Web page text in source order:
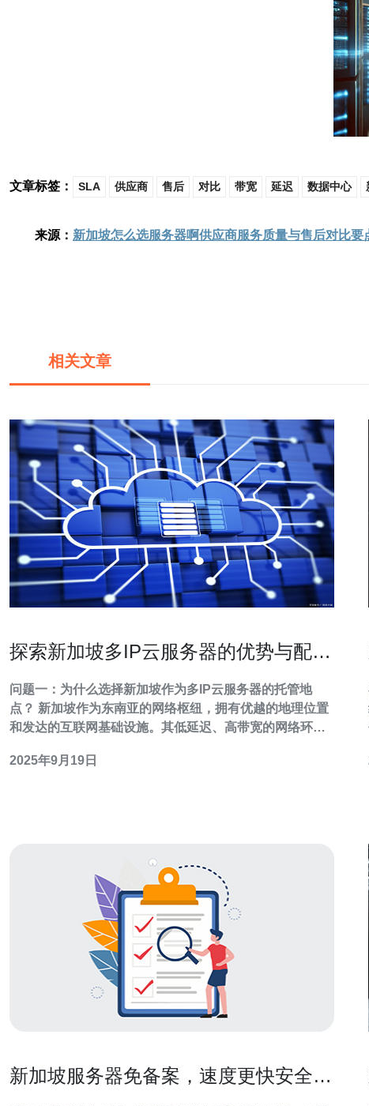
文章标签： SLA 供应商 售后 对比 带宽 延迟 数据中心
来源： 新加坡怎么选服务器啊供应商服务质量与售后对比要
相关文章
探索新加坡多IP云服务器的优势与配置
问题一：为什么选择新加坡作为多IP云服务器的托管地
点？ 新加坡作为东南亚的网络枢纽，拥有优越的地理位置
和发达的互联网基础设施。其低延迟、高带宽的网络环境
加坡的数据隐私保护法规非常严格，能够有效保障用户的
2025年9月19日
新加坡服务器免备案，速度更快安全保